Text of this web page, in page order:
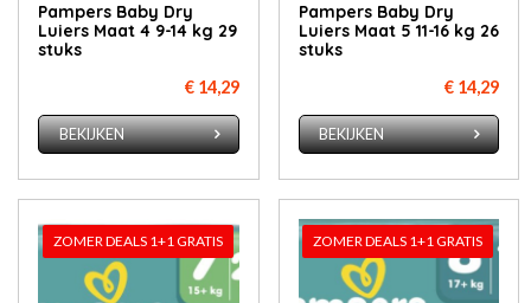
Pampers Baby Dry
Luiers Maat 4 9-14 kg 29
stuks
€ 14,29
BEKIJKEN
Pampers Baby Dry
Luiers Maat 5 11-16 kg 26
stuks
€ 14,29
BEKIJKEN
ZOMER DEALS 1+1 GRATIS ZOMER DEALS 1+1 GRATIS